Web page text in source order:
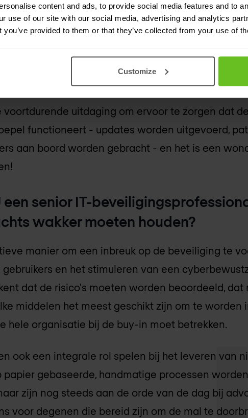
content and ads, to provide social media features and to
use of our site with our social media, advertising and analytics
you’ve provided to them or that they’ve collected from your use of
Customize
wakker?
van de klant te waarborgen. Elk lek van
voortdurende uitdaging om ervoor te zorgen dat
functioneert - updates worden uitgevoerd,
aan boord worden gebracht - en het is een
een senior IT-
wakker moeten houden?
manier om een inbreuk op de beveiliging te
en het stimuleren van een
dat de risico's moeten worden beoordeeld, dat
middelen het meest geschikt zijn om te worden
hele organisatie bij de buy-in moet betrekken.
ook een integrale rol spelen bij het leveren van
papier gebaseerde, handmatige processen
zijn nog steeds aan de orde van de dag bij
voor degenen die bereid zijn om de mal te